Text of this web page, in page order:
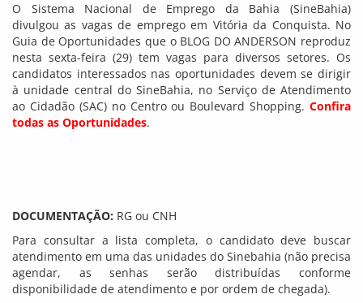
O Sistema Nacional de Emprego da Bahia (SineBahia)
divulgou as vagas de emprego em Vitória da Conquista. No
Guia de Oportunidades que o BLOG DO ANDERSON reproduz
nesta sexta-feira (29) tem vagas para diversos setores. Os
candidatos interessados nas oportunidades devem se dirigir
à unidade central do SineBahia, no Serviço de Atendimento
ao Cidadão (SAC) no Centro ou Boulevard Shopping. Confira
todas as Oportunidades.
DOCUMENTAÇÃO: RG ou CNH
Para consultar a lista completa, o candidato deve buscar
atendimento em uma das unidades do Sinebahia (não precisa
agendar, as senhas serão distribuídas conforme
disponibilidade de atendimento e por ordem de chegada).